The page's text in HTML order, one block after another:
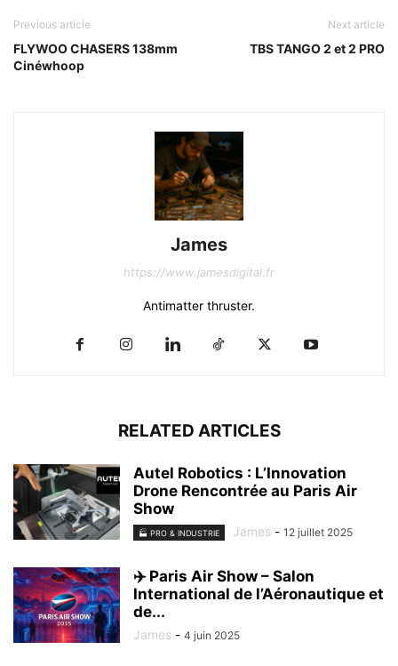
Previous article
FLYWOO CHASERS 138mm
Cinéwhoop
Next article
TBS TANGO 2 et 2 PRO
James
https://www.jamesdigital.fr
Antimatter thruster.
RELATED ARTICLES
Autel Robotics : L’Innovation
Drone Rencontrée au Paris Air
Show
🏭 PRO & INDUSTRIE James - 12 juillet 2025
✈️ Paris Air Show – Salon
International de l’Aéronautique et
de...
James - 4 juin 2025